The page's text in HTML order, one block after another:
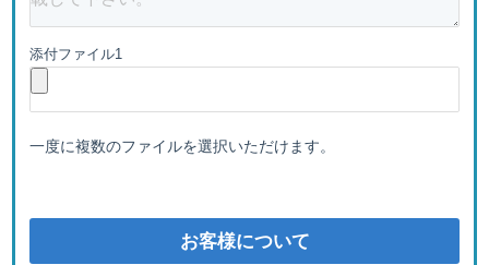
添付ファイル1
一度に複数のファイルを選択いただけます。
お客様について